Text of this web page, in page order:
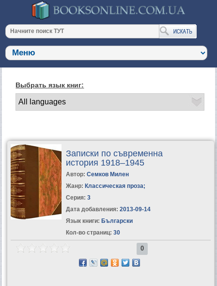
Выбрать язык книг:
Записки по съвременна
история 1918–1945
Автор: Семков Милен
Жанр: Классическая проза;
Серия: 3
Дата добавления: 2013-09-14
Язык книги: Български
Кол-во страниц: 30
0